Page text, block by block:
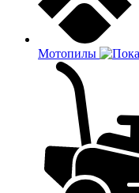
Мотопилы